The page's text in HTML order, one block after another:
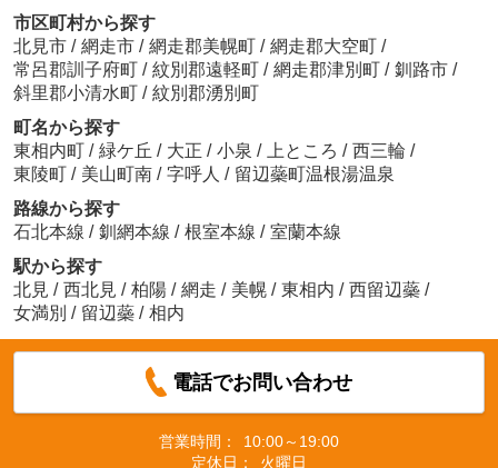
市区町村から探す
北見市 / 網走市 / 網走郡美幌町 / 網走郡大空町 /
常呂郡訓子府町 / 紋別郡遠軽町 / 網走郡津別町 / 釧路市 /
斜里郡小清水町 / 紋別郡湧別町
町名から探す
東相内町 / 緑ケ丘 / 大正 / 小泉 / 上ところ / 西三輪 /
東陵町 / 美山町南 / 字呼人 / 留辺蘂町温根湯温泉
路線から探す
石北本線 / 釧網本線 / 根室本線 / 室蘭本線
駅から探す
北見 / 西北見 / 柏陽 / 網走 / 美幌 / 東相内 / 西留辺蘂 /
女満別 / 留辺蘂 / 相内
電話でお問い合わせ
営業時間：
10:00～19:00
定休日：
火曜日